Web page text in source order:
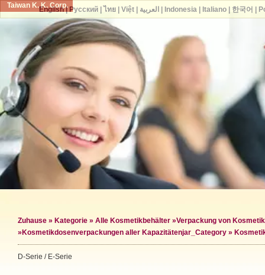
Taiwan K. K. Corp.
Zuhause » Kategorie » Alle Kosmetikbehälter »Verpackung von
» Kosmetikdosenverpackungen aller Kapazitätenjar_Category »
D-Serie / E-Serie
English| Русский| ไทย| Việt| العربية Indonesia| Italiano| 한국어